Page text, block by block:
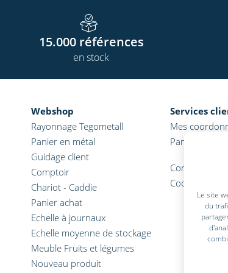
15.000références
en stock
Webshop
Rayonnage Tegometall
Panier en métal
Guidage client
Comptoir
Chariot - Caddie
Panier achat
Echelle à journaux
Echelle moyenne de stockage
Meuble Fruits et légumes
Nouveau produit
Services
Mes
Panier
Conditions
Coordonnées
Le site
du